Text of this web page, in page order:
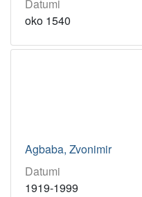
Datumi
oko 1540
Agbaba, Zvonimir
Datumi
1919-1999